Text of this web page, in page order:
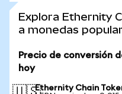
Explora Ethernity
a monedas
Precio de conversión
hoy
Ethernity Chain